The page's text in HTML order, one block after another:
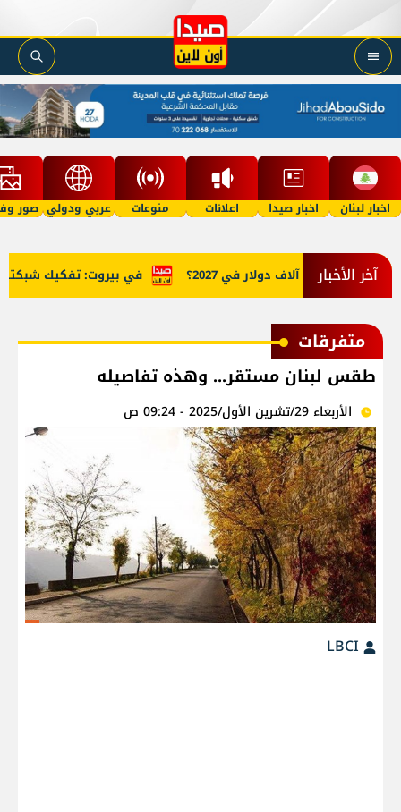
اخبار لبنان اخبار صيدا اعلانات منوعات عربي ودولي صور
آخر الأخبار في بيروت: تفكيك شبكتين الذهب إلى 5 آلاف دولار في 2027؟
متفرقات
طقس لبنان مستقر... وهذه تفاصيله
الأربعاء 29/تشرين الأول/2025 - 09:24 ص